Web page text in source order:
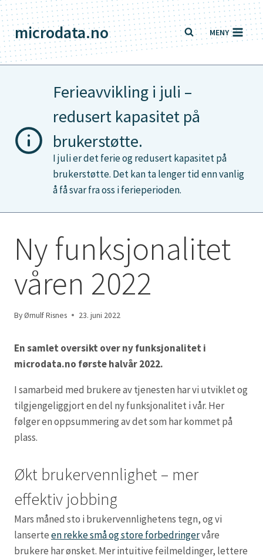
Skip
to
contentmicrodata.no MENY
Ferieavvikling i juli –
redusert kapasitet på
brukerstøtte.
I juli er det ferie og redusert kapasitet på
brukerstøtte. Det kan ta lenger tid enn vanlig
å få svar fra oss i ferieperioden.
Ny funksjonalitet
våren 2022
ByØrnulf Risnes 23. juni 2022
En samlet oversikt over ny funksjonalitet i
microdata.no første halvår 2022.
I samarbeid med brukere av tjenesten har vi utviklet og
tilgjengeliggjort en del ny funksjonalitet i vår. Her
følger en oppsummering av det som har kommet på
plass.
Økt brukervennlighet – mer
effektiv jobbing
Mars måned sto i brukervennlighetens tegn, og vi
lanserteen rekke små og store forbedringervåre
brukere har ønsket. Mer intuitive feilmeldinger, lettere